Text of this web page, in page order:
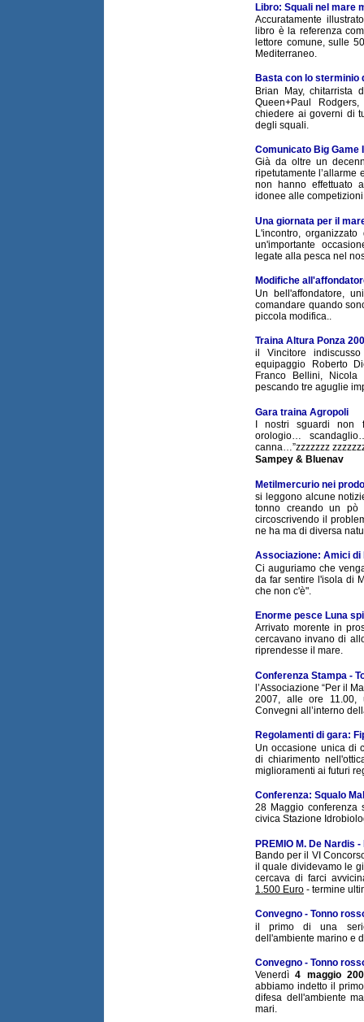
Libro: Squali nel mare
Accuratamente
libro è la referenza
lettore comune, sulle
Mediterraneo.
Basta con lo sterminio
Brian May, chitarrista
Queen+Paul
chiedere ai governi di
degli squali.
Comunicato Big Game
Già da oltre un
ripetutamente l’allarme
non hanno effettuato
idonee alle
Una giornata per il
L'incontro, organizzato
un'importante
legate alla pesca nel
Modifiche
Un bell'affondatore,
comandare quando
piccola modifica..
Traina Altura Ponza
il Vincitore
equipaggio Roberto
Franco Bellini,
pescando tre aguglie
Gara traina Agropoli
I nostri sguardi non
orologio…
canna…”zzzzzzz
Sampey & Bluenav
Metilmercurio nei
si leggono alcune
tonno creando un pò
circoscrivendo il
ne ha ma di diversa
Associazione: Amici di
Ci auguriamo che
da far sentire l'isola di
che non c'è".
Enorme pesce Luna
Arrivato morente in
cercavano invano di
riprendesse il mare.
Conferenza Stampa -
l’Associazione “Per il
2007, alle ore 11.00,
Convegni all’interno
Regolamenti di gara:
Un occasione unica di
di chiarimento
miglioramenti ai futuri
Conferenza: Squalo
28 Maggio conferenza
civica Stazione
PREMIO M. De Nardis
Bando per il VI
il quale dividevamo le
cercava di farci
1.500 Euro - termine
Convegno - Tonno
il primo di una
dell'ambiente marino e
Convegno - Tonno
Venerdì4 maggio
abbiamo indetto il
difesa dell'ambiente
mari.